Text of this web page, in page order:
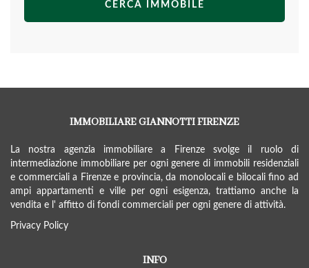
IMMOBILIARE GIANNOTTI FIRENZE
La nostra agenzia immobiliare a Firenze svolge il ruolo di
intermediazione immobiliare per ogni genere di immobili residenziali
e commerciali a Firenze e provincia, da monolocali e bilocali fino ad
ampi appartamenti e ville per ogni esigenza, trattiamo anche la
vendita e l' affitto di fondi commerciali per ogni genere di attività.
Privacy Policy
INFO